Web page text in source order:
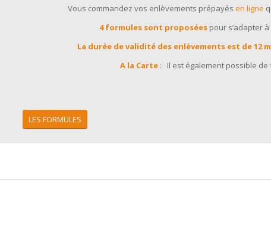
Vous commandez vos enlèvements prépayés en ligne
4 formules sont proposéespour s’adapter
La durée de validité des enlèvements est de 12
A la Carte : Il est également possible de
LES FORMULES